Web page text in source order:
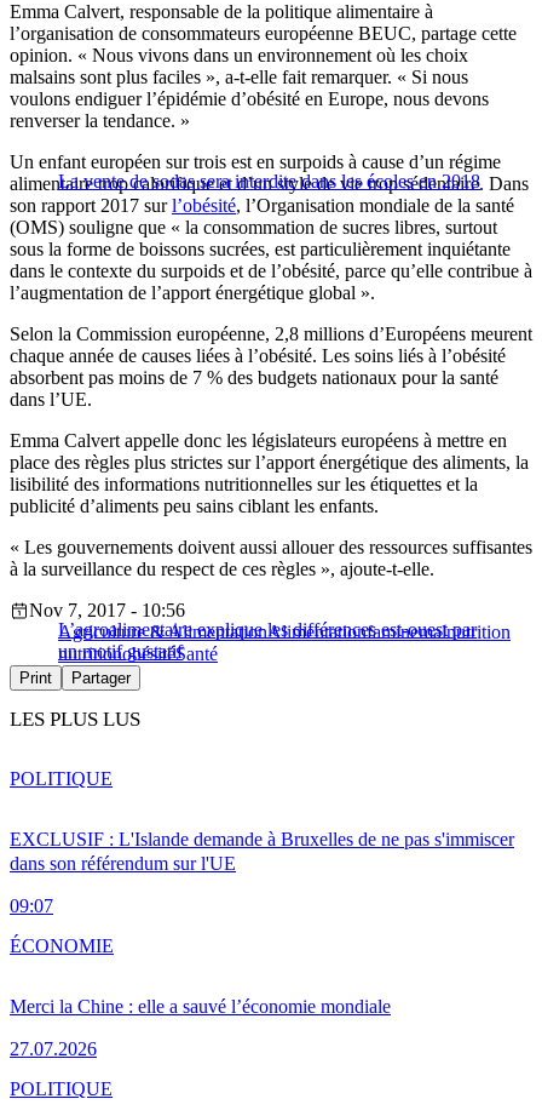
Emma Calvert, responsable de la politique alimentaire à
l’organisation de consommateurs européenne BEUC, partage cette
opinion. « Nous vivons dans un environnement où les choix
malsains sont plus faciles », a-t-elle fait remarquer. « Si nous
voulons endiguer l’épidémie d’obésité en Europe, nous devons
renverser la tendance. »
La vente de sodas sera interdite dans les écoles en 2018
Un enfant européen sur trois est en surpoids à cause d’un régime
alimentaire trop calorifique et d’un style de vie trop sédentaire. Dans
son rapport 2017 surl’obésité, l’Organisation mondiale de la santé
(OMS) souligne que « la consommation de sucres libres, surtout
sous la forme de boissons sucrées, est particulièrement inquiétante
dans le contexte du surpoids et de l’obésité, parce qu’elle contribue à
l’augmentation de l’apport énergétique global ».
Selon la Commission européenne, 2,8 millions d’Européens meurent
chaque année de causes liées à l’obésité. Les soins liés à l’obésité
absorbent pas moins de 7 % des budgets nationaux pour la santé
dans l’UE.
Emma Calvert appelle donc les législateurs européens à mettre en
place des règles plus strictes sur l’apport énergétique des aliments, la
lisibilité des informations nutritionnelles sur les étiquettes et la
publicité d’aliments peu sains ciblant les enfants.
« Les gouvernements doivent aussi allouer des ressources suffisantes
à la surveillance du respect de ces règles », ajoute-t-elle.
L’agroalimentaire explique les différences est-ouest par
un motif gustatif
Nov 7, 2017 - 10:56
Agriculture & AlimentationAlimentationfaminemalnutrition
nutritionobésitéSanté
Print Partager
LES PLUS LUS
EXCLUSIF : L'Islande demande à Bruxelles de ne pas s'immiscer
dans son référendum sur l'UE
09:07
POLITIQUE
Merci la Chine : elle a sauvé l’économie mondiale
27.07.2026
ÉCONOMIE
POLITIQUE